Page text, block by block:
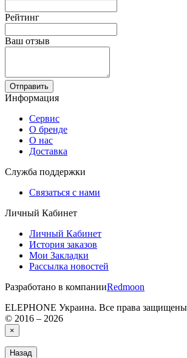
Рейтинг
Ваш отзыв
Отправить
Информация
Сервис
О бренде
О нас
Доставка
Служба поддержки
Связаться с нами
Личный Кабинет
Личный Кабинет
История заказов
Мои Закладки
Рассылка новостей
Разработано в компанииRedmoon
ELEPHONE Украина. Все права защищены
© 2016 – 2026
×
Назад